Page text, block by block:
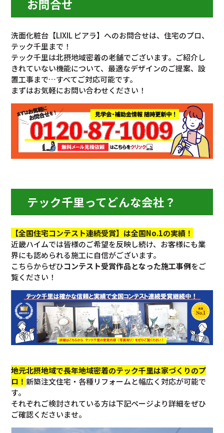
お問合せ
洗面化粧台【LIXIL ピアラ】へのお問合せは、住宅のプロ、
テック千里まで！
テック千里は北摂地域密着の老舗でございます。ご紹介し
きれていない機能について、最適なデザインのご提案、設
置工事まで…すべてご対応可能です。
まずはお気軽にお問い合わせください！
テック千里ってどんな会社？
【全国住宅コンテスト連続受賞】は全国No.1の実績！
近畿ハイムでは皆様のご希望を反映し続け、お客様にも業
界にも認められる施工に自信がございます。
こちらからぜひコンテスト受賞作品となった施工事例をご
覧ください！
地元北摂地域で長年地域密着のテック千里は家づくりのプ
ロ！新築注文住宅・各種リフォームと幅広く対応が可能で
す。
それぞれご検討されている方は下記ページより詳細をぜひ
ご確認くださいませ。